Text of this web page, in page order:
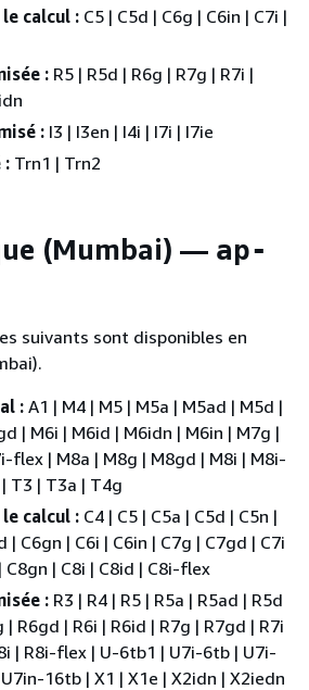
calcul : C5 | C5d | C6g | C6in | C7i |
: R5 | R5d | R6g | R7g | R7i |
: I3 | I3en | I4i | I7i | I7ie
: Trn1 | Trn2
(Mumbai) — ap-
suivants sont disponibles en
: A1 | M4 | M5 | M5a | M5ad | M5d |
| M6i | M6id | M6idn | M6in | M7g |
flex | M8a | M8g | M8gd | M8i | M8i-
T3 | T3a | T4g
calcul : C4 | C5 | C5a | C5d | C5n |
| C6gn | C6i | C6in | C7g | C7gd | C7i
C8gn | C8i | C8id | C8i-flex
: R3 | R4 | R5 | R5a | R5ad | R5d
| R6gd | R6i | R6id | R7g | R7gd | R7i
| R8i-flex | U-6tb1 | U7i-6tb | U7i-
16tb | X1 | X1e | X2idn | X2iedn